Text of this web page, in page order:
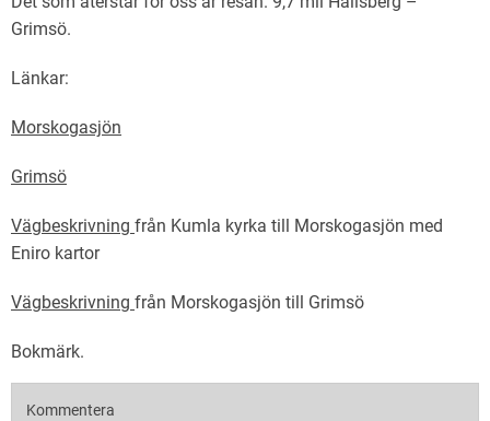
Grimsö.
Länkar:
Morskogasjön
Grimsö
Vägbeskrivning från Kumla kyrka till Morskogasjön med
Eniro kartor
Vägbeskrivning från Morskogasjön till Grimsö
Bokmärk.
Kommentera